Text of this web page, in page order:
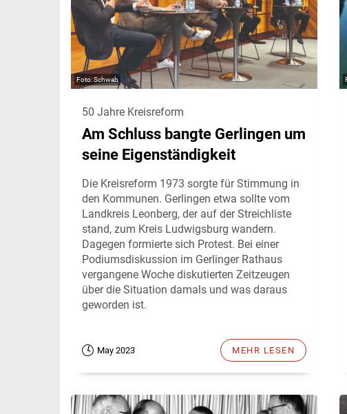
Schwab
50 Jahre Kreisreform
Am Schluss bangte Gerlingen um
seine Eigenständigkeit
Die Kreisreform 1973 sorgte für Stimmung in
den Kommunen. Gerlingen etwa sollte vom
Landkreis Leonberg, der auf der Streichliste
stand, zum Kreis Ludwigsburg wandern.
Dagegen formierte sich Protest. Bei einer
Podiumsdiskussion im Gerlinger Rathaus
vergangene Woche diskutierten Zeitzeugen
über die Situation damals und was daraus
geworden ist.
May 2023 MEHR LESEN